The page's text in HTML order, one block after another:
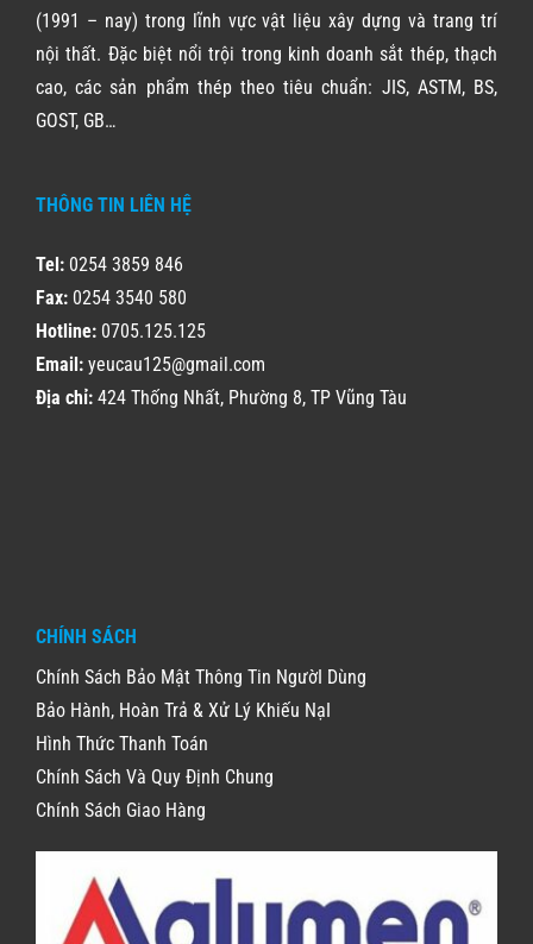
(1991 – nay) trong lĩnh vực vật liệu xây dựng và trang trí
nội thất. Đặc biệt nổi trội trong kinh doanh sắt thép, thạch
cao, các sản phẩm thép theo tiêu chuẩn: JIS, ASTM, BS,
GOST, GB…
THÔNG TIN LIÊN HỆ
Tel:0254 3859 846
Fax:0254 3540 580
Hotline:0705.125.125
Email:yeucau125@gmail.com
Địa chỉ:424 Thống Nhất, Phường 8, TP Vũng Tàu
CHÍNH SÁCH
Chính Sách Bảo Mật Thông Tin NgườI Dùng
Bảo Hành, Hoàn Trả & Xử Lý Khiếu NạI
Hình Thức Thanh Toán
Chính Sách Và Quy Định Chung
Chính Sách Giao Hàng